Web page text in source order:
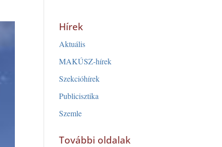
Hírek
Aktuális
MAKÚSZ-hírek
Szekcióhírek
Publicisztika
Szemle
További oldalak